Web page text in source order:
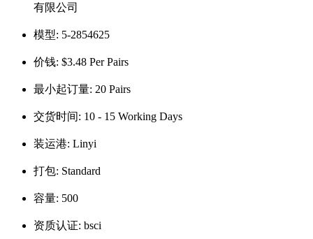
有限公司
模型: 5-2854625
价钱: $3.48 Per Pairs
最小起订量: 20 Pairs
交货时间: 10 - 15 Working Days
装运港: Linyi
打包: Standard
容量: 500
资质认证: bsci